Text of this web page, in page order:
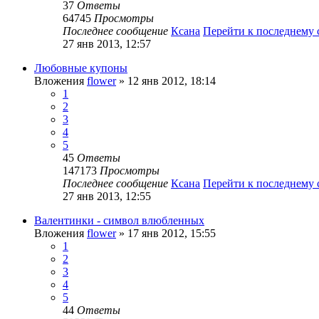
37 Ответы
64745 Просмотры
Последнее сообщение Ксана Перейти к
27 янв 2013, 12:57
Любовные купоны
Вложения flower» 12 янв 2012, 18:14
1
2
3
4
5
45 Ответы
147173 Просмотры
Последнее сообщение Ксана Перейти к
27 янв 2013, 12:55
Валентинки - символ влюбленных
Вложения flower» 17 янв 2012, 15:55
1
2
3
4
5
44 Ответы